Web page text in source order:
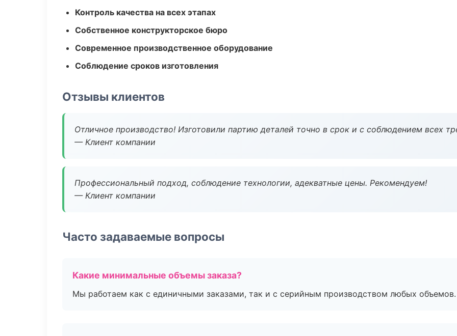
Контроль качества на всех этапах
Собственное конструкторское бюро
Современное производственное оборудование
Соблюдение сроков изготовления
Отзывы клиентов
Отличное производство! Изготовили партию деталей точно в срок и с соблюдением всех
— Клиент компании
Профессиональный подход, соблюдение технологии, адекватные цены. Рекомендуем!
— Клиент компании
Часто задаваемые вопросы
Какие минимальные объемы заказа?
Мы работаем как с единичными заказами, так и с серийным производством любых объемов.